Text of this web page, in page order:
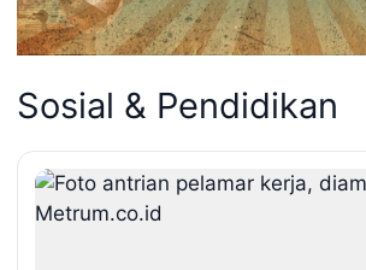
Sosial & Pendidikan